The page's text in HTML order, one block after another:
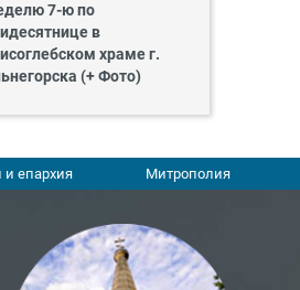
7-ю по
в
храме г.
(+ Фото)
и епархия Митрополия